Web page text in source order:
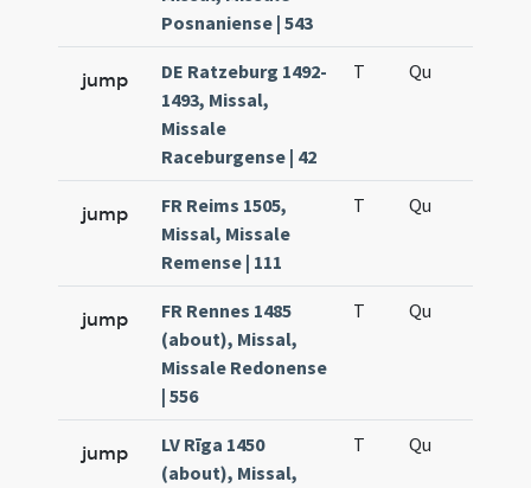
Posnaniense | 543
jump
DE Ratzeburg 1492-
1493, Missal,
Missale
Raceburgense | 42
T Qu
jump
FR Reims 1505,
Missal, Missale
Remense | 111
T Qu
jump
FR Rennes 1485
(about), Missal,
Missale Redonense
| 556
T Qu
jump
LV Rīga 1450
(about), Missal,
T Qu